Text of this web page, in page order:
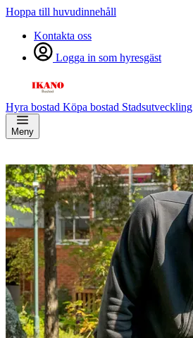
Hoppa till huvudinnehåll
Kontakta oss
Logga in som hyresgäst
Hyra bostad Köpa bostad Stadsutveckling
Meny